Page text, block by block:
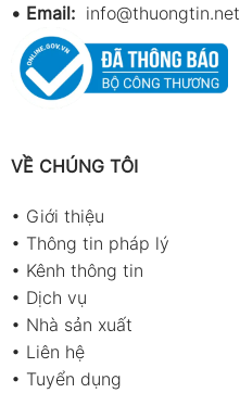
• Email: info@thuongtin.net
VỀ CHÚNG TÔI
• Giới thiệu
• Thông tin pháp lý
• Kênh thông tin
• Dịch vụ
• Nhà sản xuất
• Liên hệ
• Tuyển dụng